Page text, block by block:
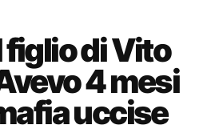
figlio di Vito
4 mesi
uccise